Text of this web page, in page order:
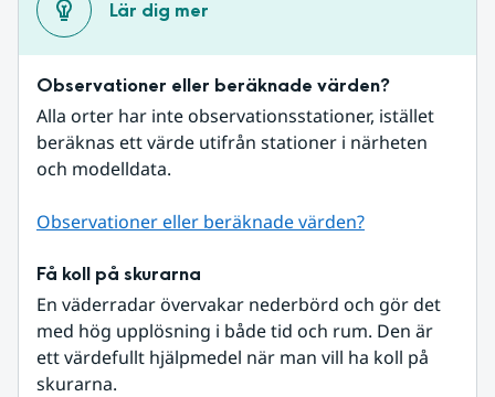
Lär dig mer
Observationer eller beräknade värden?
Alla orter har inte observationsstationer, istället
beräknas ett värde utifrån stationer i närheten
och modelldata.
Observationer eller beräknade värden?
Få koll på skurarna
En väderradar övervakar nederbörd och gör det
med hög upplösning i både tid och rum. Den är
ett värdefullt hjälpmedel när man vill ha koll på
skurarna.